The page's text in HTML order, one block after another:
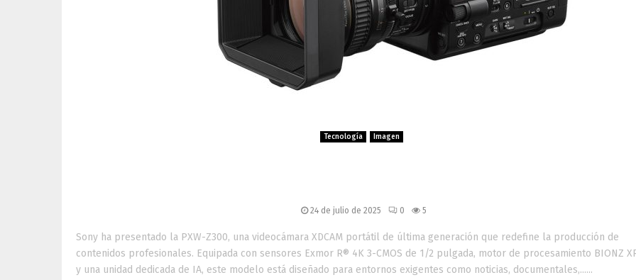
Tecnología Imagen
24 de julio de 2025 0 5
Sony ha presentado la PXW-Z300, una videocámara XDCAM portátil de última generación que redefine la producción de
contenidos profesionales. Equipada con sensores Exmor R® 4K 3-CMOS de 1/2 pulgada, motor de procesamiento BIONZ
y una unidad dedicada de IA, este modelo está diseñado para entornos exigentes como noticias, documentales,......